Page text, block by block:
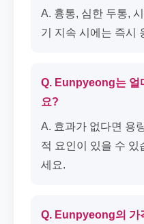
A. 흉통, 심한 두통,
기 지속 시에는 즉시
Q. Eunpyeong는 얼
요?
A. 효과가 없다면 용
적 요인이 있을 수 있
세요.
Q. Eunpyeong의 가